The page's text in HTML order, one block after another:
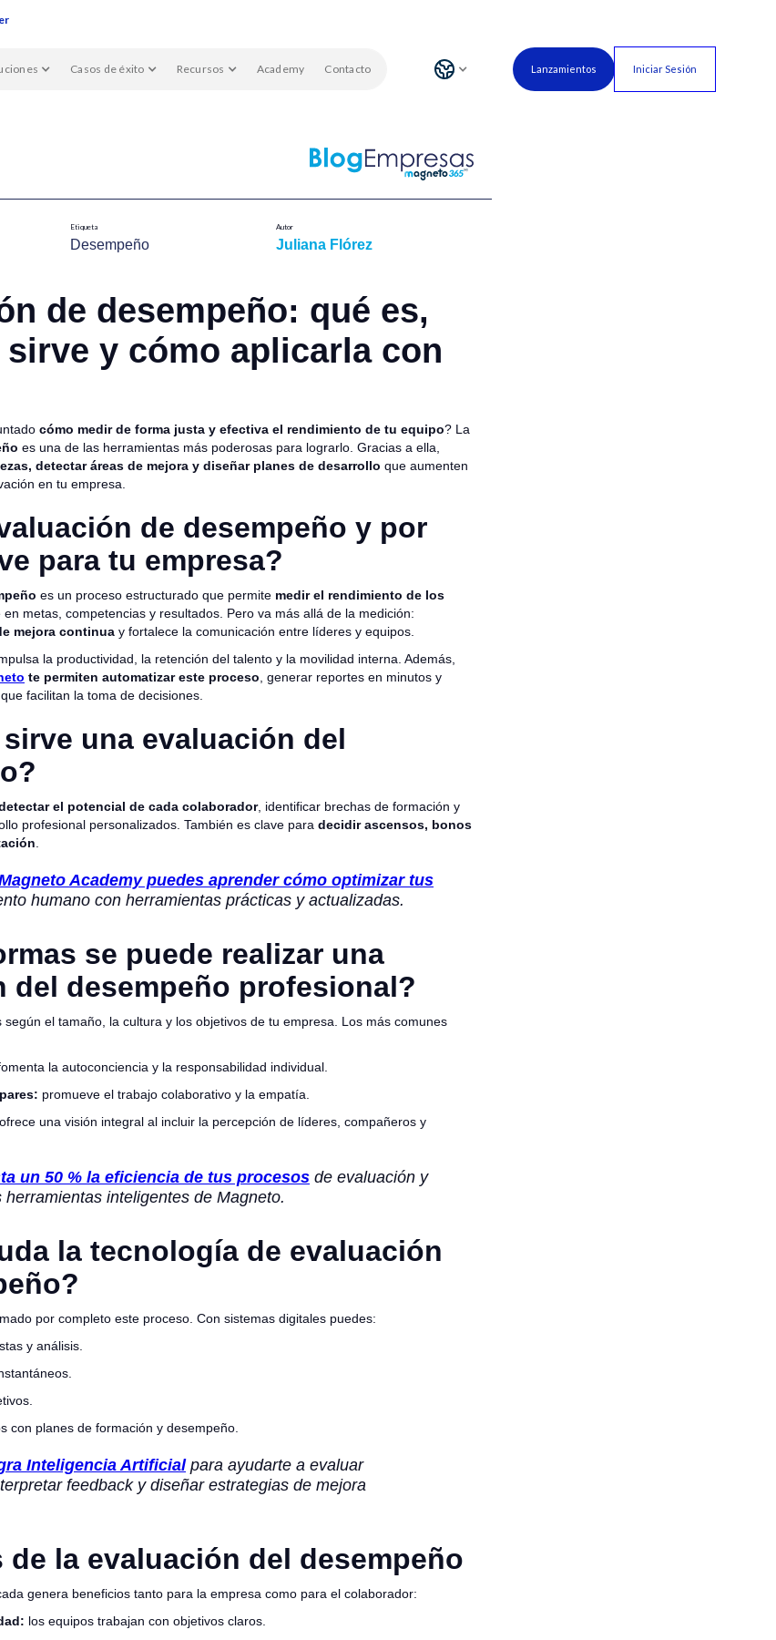
Casos de éxito Recursos Academy Contacto Lanzamientos Iniciar Sesión
Etiqueta
Desempeño
Autor
Juliana Flórez
de desempeño: qué es,
sirve y cómo aplicarla con
cómo medir de forma justa y efectiva el rendimiento de tu equipo? La
es una de las herramientas más poderosas para lograrlo. Gracias a ella,
detectar áreas de mejora y diseñar planes de desarrollo que aumenten
en tu empresa.
de desempeño y por
para tu empresa?
es un proceso estructurado que permite medir el rendimiento de los
en metas, competencias y resultados. Pero va más allá de la medición:
mejora continua y fortalece la comunicación entre líderes y equipos.
la productividad, la retención del talento y la movilidad interna. Además,
te permiten automatizar este proceso , generar reportes en minutos y
facilitan la toma de decisiones.
una evaluación del
el potencial de cada colaborador, identificar brechas de formación y
profesional personalizados. También es clave para decidir ascensos, bonos
Academy puedes aprender cómo optimizar tus
humano con herramientas prácticas y actualizadas.
se puede realizar una
del desempeño profesional?
según el tamaño, la cultura y los objetivos de tu empresa. Los más comunes
la autoconciencia y la responsabilidad individual.
promueve el trabajo colaborativo y la empatía.
ofrece una visión integral al incluir la percepción de líderes, compañeros y
un 50 % la eficiencia de tus procesos de evaluación y
inteligentes de Magneto.
la tecnología de evaluación
por completo este proceso. Con sistemas digitales puedes:
y análisis.
con planes de formación y desempeño.
Inteligencia Artificial para ayudarte a evaluar
feedback y diseñar estrategias de mejora
de la evaluación del desempeño
genera beneficios tanto para la empresa como para el colaborador:
los equipos trabajan con objetivos claros.